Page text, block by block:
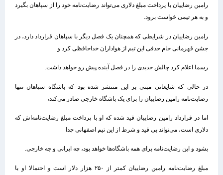
رامین رضاییان با پرداخت مبلغ دلاری می‌تواند رضایت‌نامه خود را از سپاهان بگیرد
و به هر تیمی خواست برود.
رامین رضاییان در شرایطی که همچنان یک فصل دیگر با سپاهان قرارداد دارد، در
جشن قهرمانی جام حذفی این تیم از هواداران خداحافظی کرد و
رسما اعلام کرد چالش جدیدی را در فصل آینده پیش رو خواهد داشت.
در حالی که شایعاتی مبنی بر این منتشر شده بود که باشگاه سپاهان تنها
رضایت‌نامه رامین رضاییان را برای یک باشگاه خارجی صادر می‌کند،
اما در قرارداد رامین رضاییان قید شده که او با پرداخت مبلغ رضایت‌نامه‌اش که
دلاری است، می‌تواند بی قید و شرط از این تیم اصفهانی جدا
بشود و این رضایت‌نامه برای همه باشگاه‌ها خواهد بود، چه ایرانی و چه خارجی.
مبلغ رضایت‌نامه رامین رضاییان کمتر از ۲۵۰ هزار دلار است و احتمالا او با